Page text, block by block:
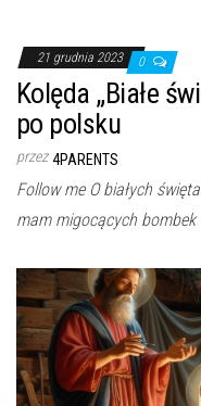
21 grudnia 2023 0
Kolęda „Białe
po polsku
przez 4PARENTS
Follow me O białych
mam migocących